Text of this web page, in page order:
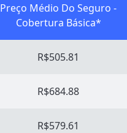
Preço Médio Do Seguro -
Cobertura Básica*
R$505.81
R$684.88
R$579.61